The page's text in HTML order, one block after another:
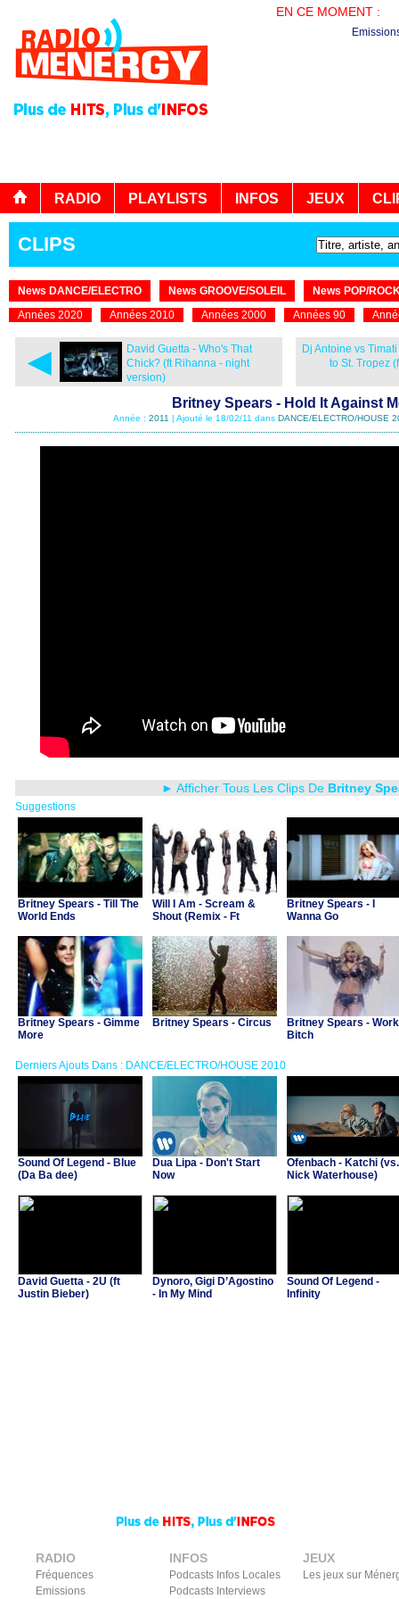
EN CE MOMENT :
RADIO PLAYLISTS INFOS JEUX
CLIPS
News DANCE/ELECTRO News GROOVE/SOLEIL
News POP/
Années 2020
Années 2010 Années 2000 Années 90
◄
David Guetta - Who's That
Chick? (ft Rihanna - night
version)
Dj Antoine vs
to St. Tropez
Britney Spears - Hold It Against
Année : 2011 | Ajouté le 18/02/11 dans DANCE/ELECTRO/HOUSE
► Afficher Tous Les Clips De Britney
Suggestions
Britney Spears - Till The
World Ends
Will I Am - Scream &
Shout (Remix - Ft
Britney Spears - I
Wanna Go
Britney Spears - Gimme
More
Britney Spears - Circus
Britney Spears - Work
Bitch
Derniers Ajouts Dans : DANCE/ELECTRO/HOUSE 2010
Sound Of Legend - Blue
(Da Ba dee)
Dua Lipa - Don't Start
Now
Ofenbach - Katchi (vs.
Nick Waterhouse)
David Guetta - 2U (ft
Justin Bieber)
Dynoro, Gigi D’Agostino
- In My Mind
Sound Of Legend -
Infinity
RADIO
Fréquences
Emissions
INFOS
Podcasts Infos Locales
Podcasts Interviews
JEUX
Les jeux sur